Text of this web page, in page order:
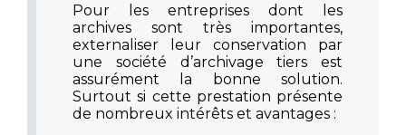
Pour les entreprises dont les
archives sont très importantes,
externaliser leur conservation par
une société d’archivage tiers est
assurément la bonne solution.
Surtout si cette prestation présente
de nombreux intérêts et avantages :